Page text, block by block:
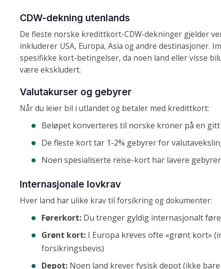
CDW-dekning utenlands
De fleste norske kredittkort-CDW-dekninger gjelder
inkluderer USA, Europa, Asia og andre destinasjoner.
spesifikke kort-betingelser, da noen land eller visse
være ekskludert.
Valutakurser og gebyrer
Når du leier bil i utlandet og betaler med kredittkort:
Beløpet konverteres til norske kroner på en
De fleste kort tar 1-2% gebyrer for
Noen spesialiserte reise-kort har lavere gebyrer
Internasjonale lovkrav
Hver land har ulike krav til forsikring og dokumenter:
Førerkort: Du trenger gyldig internasjonalt
Grønt kort: I Europa kreves ofte «grønt kort»
forsikringsbevis)
Depot: Noen land krever fysisk depot (ikke